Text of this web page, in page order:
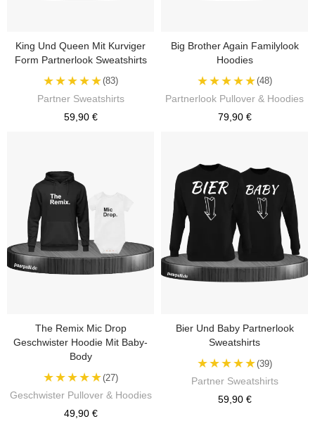
King Und Queen Mit Kurviger
Form Partnerlook Sweatshirts
★★★★★(83)
Partner Sweatshirts
59,90 €
Big Brother Again Familylook
Hoodies
★★★★★(48)
Partnerlook Pullover & Hoodies
79,90 €
The Remix Mic Drop
Geschwister Hoodie Mit Baby-
Body
★★★★★(27)
Geschwister Pullover & Hoodies
49,90 €
Bier Und Baby Partnerlook
Sweatshirts
★★★★★(39)
Partner Sweatshirts
59,90 €